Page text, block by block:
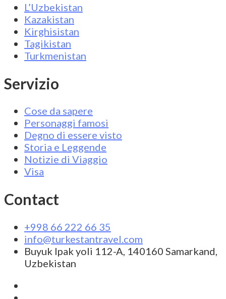
L’Uzbekistan
Kazakistan
Kirghisistan
Tagikistan
Turkmenistan
Servizio
Cose da sapere
Personaggi famosi
Degno di essere visto
Storia e Leggende
Notizie di Viaggio
Visa
Contact
+998 66 222 66 35
info@turkestantravel.com
Buyuk Ipak yoli 112-A, 140160 Samarkand,
Uzbekistan